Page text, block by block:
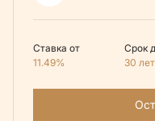
Ставка от
11.49%
Срок
30 лет